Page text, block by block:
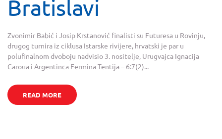
Bratislavi
Zvonimir Babić i Josip Krstanović finalisti su Futuresa u Rovinju,
drugog turnira iz ciklusa Istarske rivijere, hrvatski je par u
polufinalnom dvoboju nadvisio 3. nositelje, Urugvajca Ignacija
Caroua i Argentinca Fermina Tentija – 6:7(2)...
READ MORE